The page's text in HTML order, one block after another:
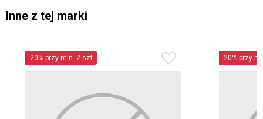
Inne z tej marki
-20% przy min. 2 szt. -20% przy